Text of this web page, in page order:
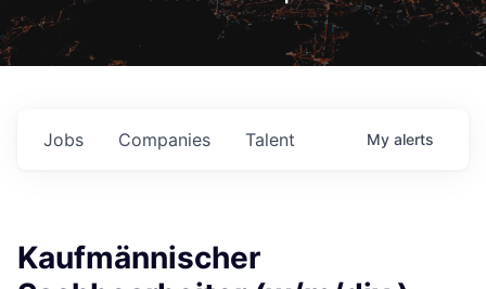
Jobs Companies Talent My alerts
Kaufmännischer